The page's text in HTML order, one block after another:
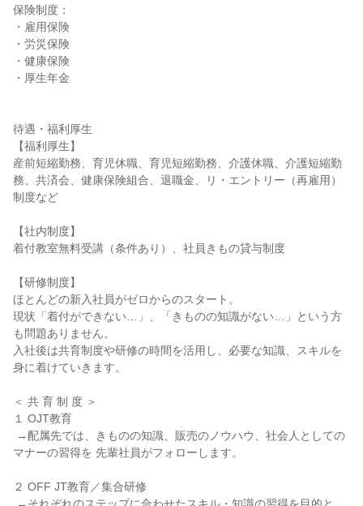
保険制度：
・雇用保険
・労災保険
・健康保険
・厚生年金
待遇・福利厚生
【福利厚生】
産前短縮勤務、育児休職、育児短縮勤務、介護休職、介護短縮勤
務、共済会、健康保険組合、退職金、リ・エントリー（再雇用）
制度など
【社内制度】
着付教室無料受講（条件あり）、社員きもの貸与制度
【研修制度】
ほとんどの新入社員がゼロからのスタート。
現状「着付ができない…」、「きものの知識がない…」という方
も問題ありません。
入社後は共育制度や研修の時間を活用し、必要な知識、スキルを
身に着けていきます。
＜ 共 育 制 度 ＞
１ OJT教育
マナーの習得を 先輩社員がフォローします。
２ OFF JT教育／集合研修